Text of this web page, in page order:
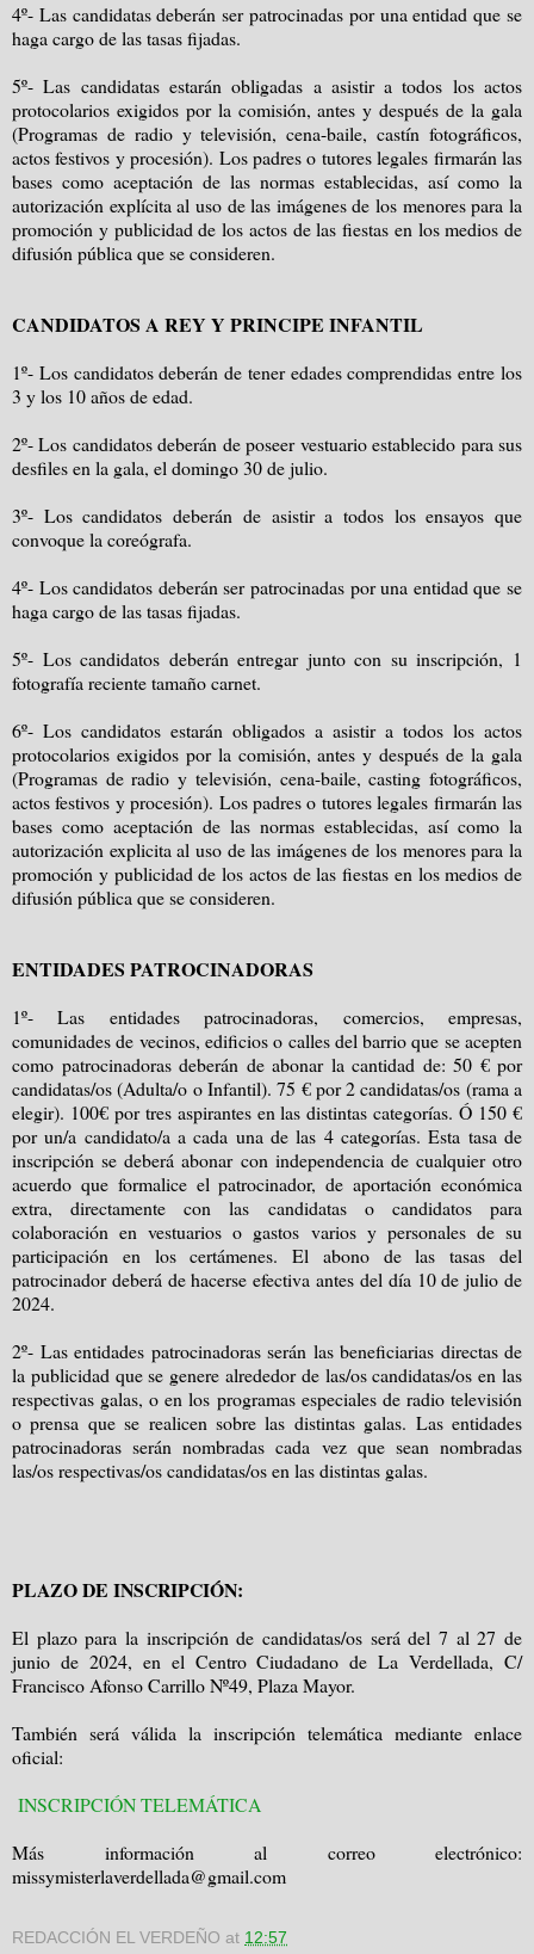
4º- Las candidatas deberán ser patrocinadas por una entidad que se
haga cargo de las tasas fijadas.
5º- Las candidatas estarán obligadas a asistir a todos los actos
protocolarios exigidos por la comisión, antes y después de la gala
(Programas de radio y televisión, cena-baile, castín fotográficos,
actos festivos y procesión). Los padres o tutores legales firmarán las
bases como aceptación de las normas establecidas, así como la
autorización explícita al uso de las imágenes de los menores para la
promoción y publicidad de los actos de las fiestas en los medios de
difusión pública que se consideren.
CANDIDATOS A REY Y PRINCIPE INFANTIL
1º- Los candidatos deberán de tener edades comprendidas entre los
3 y los 10 años de edad.
2º- Los candidatos deberán de poseer vestuario establecido para sus
desfiles en la gala, el domingo 30 de julio.
3º- Los candidatos deberán de asistir a todos los ensayos que
convoque la coreógrafa.
4º- Los candidatos deberán ser patrocinadas por una entidad que se
haga cargo de las tasas fijadas.
5º- Los candidatos deberán entregar junto con su inscripción, 1
fotografía reciente tamaño carnet.
6º- Los candidatos estarán obligados a asistir a todos los actos
protocolarios exigidos por la comisión, antes y después de la gala
(Programas de radio y televisión, cena-baile, casting fotográficos,
actos festivos y procesión). Los padres o tutores legales firmarán las
bases como aceptación de las normas establecidas, así como la
autorización explicita al uso de las imágenes de los menores para la
promoción y publicidad de los actos de las fiestas en los medios de
difusión pública que se consideren.
ENTIDADES PATROCINADORAS
1º- Las entidades patrocinadoras, comercios, empresas,
comunidades de vecinos, edificios o calles del barrio que se acepten
como patrocinadoras deberán de abonar la cantidad de: 50 € por
candidatas/os (Adulta/o o Infantil). 75 € por 2 candidatas/os (rama a
elegir). 100€ por tres aspirantes en las distintas categorías. Ó 150 €
por un/a candidato/a a cada una de las 4 categorías. Esta tasa de
inscripción se deberá abonar con independencia de cualquier otro
acuerdo que formalice el patrocinador, de aportación económica
extra, directamente con las candidatas o candidatos para
colaboración en vestuarios o gastos varios y personales de su
participación en los certámenes. El abono de las tasas del
patrocinador deberá de hacerse efectiva antes del día 10 de julio de
2024.
2º- Las entidades patrocinadoras serán las beneficiarias directas de
la publicidad que se genere alrededor de las/os candidatas/os en las
respectivas galas, o en los programas especiales de radio televisión
o prensa que se realicen sobre las distintas galas. Las entidades
patrocinadoras serán nombradas cada vez que sean nombradas
las/os respectivas/os candidatas/os en las distintas galas.
PLAZO DE INSCRIPCIÓN:
El plazo para la inscripción de candidatas/os será del 7 al 27 de
junio de 2024, en el Centro Ciudadano de La Verdellada, C/
Francisco Afonso Carrillo Nº49, Plaza Mayor.
También será válida la inscripción telemática mediante enlace
oficial:
INSCRIPCIÓN TELEMÁTICA
Más información al correo electrónico:
missymisterlaverdellada@gmail.com
REDACCIÓN EL VERDEÑO at 12:57